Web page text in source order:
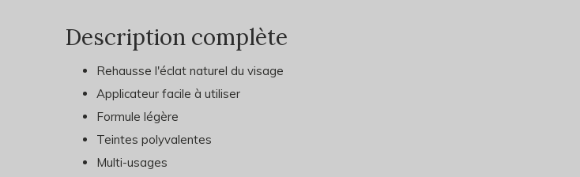
Description complète
Rehausse l'éclat naturel du visage
Applicateur facile à utiliser
Formule légère
Teintes polyvalentes
Multi-usages